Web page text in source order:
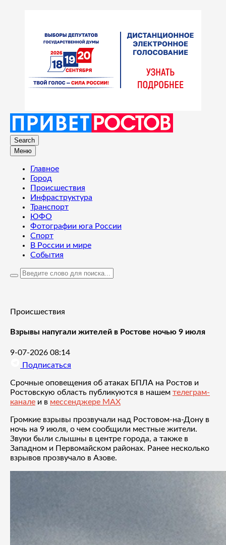
Search
Меню
Главное
Город
Происшествия
Инфраструктура
Транспорт
ЮФО
Фотографии юга России
Спорт
В России и мире
События
Происшествия
Взрывы напугали жителей в Ростове ночью 9 июля
9-07-2026 08:14
Подписаться
Срочные оповещения об атаках БПЛА на Ростов и
Ростовскую область публикуются в нашем телеграм-
канале и в мессенджере MAX
Громкие взрывы прозвучали над Ростовом-на-Дону в
ночь на 9 июля, о чем сообщили местные жители.
Звуки были слышны в центре города, а также в
Западном и Первомайском районах. Ранее несколько
взрывов прозвучало в Азове.